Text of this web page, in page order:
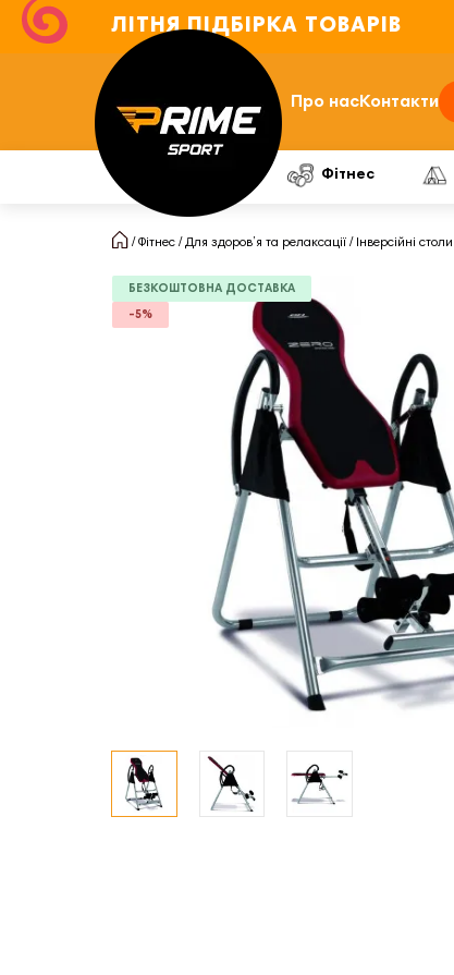
ЛІТНЯ ПІДБІРКА ТОВАРІВ
Про насКонтакти
Фітнес
Фітнес Для здоров’я та релаксації Інверсійні столи
БЕЗКОШТОВНА ДОСТАВКА
-5%